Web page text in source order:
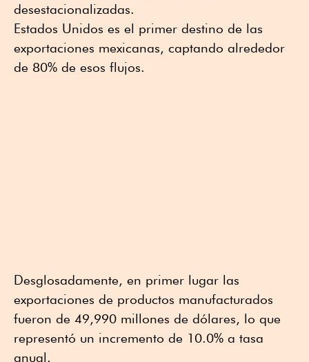
desestacionalizadas.
Estados Unidos es el primer destino de las
exportaciones mexicanas, captando alrededor
de 80% de esos flujos.
Desglosadamente, en primer lugar las
exportaciones de productos manufacturados
fueron de 49,990 millones de dólares, lo que
representó un incremento de 10.0% a tasa
anual.